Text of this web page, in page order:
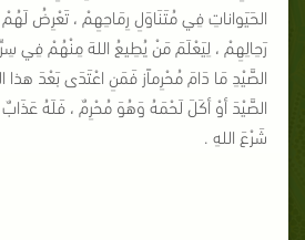
الحَيَواناتِ فِي مُتَنَاوَلِ رِمَاحِهِمْ ، تَعْرِضُ
رَحِالِهِمْ ، لِيَعْلَمَ مَنْ يُطِيعُ اللهَ مِنْهُمْ فِي
الصَّيْدِ مَا دَامَ مُحْرِماًز فَمَنِ اعْتَدَى بَعْدَ هذا
الصَّيْدَ أوْ أكَلَ لَحْمَهُ وَهُوَ مُحْرِمٌ ، فَلَهُ عَذَابٌ
شَرْعَ اللهِ .